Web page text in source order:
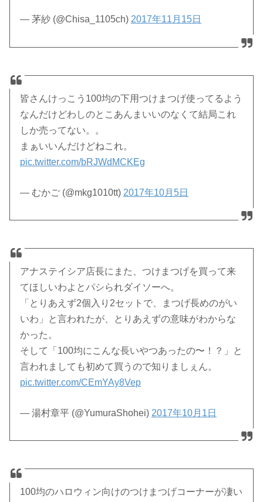
— 茅紗 (@Chisa_1105ch)2017年11月15日
皆さんけっこう100均の下用つけまつげ使ってるよう
なんだけどわしのとこあんまいいのなくて結局これ
しか売ってない。。
まぁいいんだけどねこれ。
pic.twitter.com/bRJWdMCKEg
— むかご (@mkg1010tt) 2017年10月5日
アナステイシア店長にまた、つけまつげを買って来
てほしいわよとパシられダイソーへ。
「とりあえず2個入り2セットで、まつげ長めのがい
いわ」と言われたが、とりあえずの意味がわからな
かった。
そして「100均にこんな長いやつあったの〜！？」と
言われましても初めて買うので知りましぇん。
pic.twitter.com/CEmYAy8Vep
— 湯村章平 (@YumuraShohei) 2017年10月1日
100均のハロウィン向けのつけまつげコーナーが凄い